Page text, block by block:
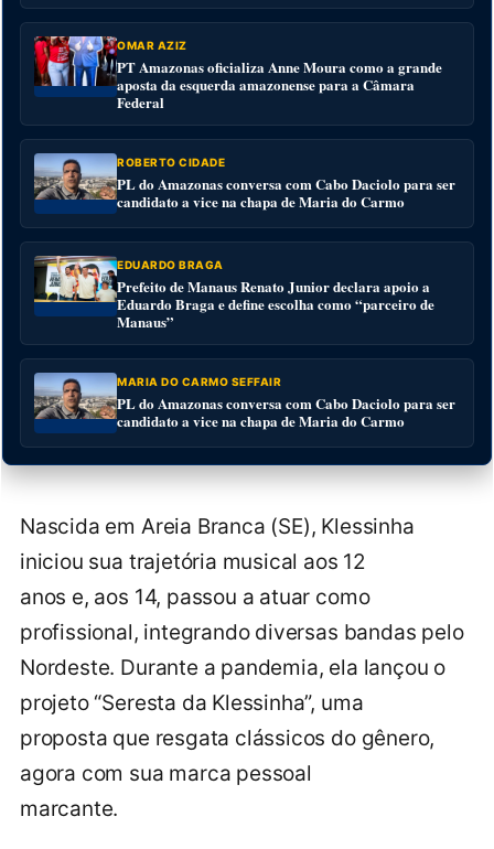
OMAR AZIZ
PT Amazonas oficializa Anne Moura como a grande
aposta da esquerda amazonense para a Câmara
Federal
ROBERTO CIDADE
PL do Amazonas conversa com Cabo Daciolo para ser
candidato a vice na chapa de Maria do Carmo
EDUARDO BRAGA
Prefeito de Manaus Renato Junior declara apoio a
Eduardo Braga e define escolha como “parceiro de
Manaus”
MARIA DO CARMO SEFFAIR
PL do Amazonas conversa com Cabo Daciolo para ser
candidato a vice na chapa de Maria do Carmo
Nascida em Areia Branca (SE), Klessinha
iniciou sua trajetória musical aos 12
anos e, aos 14, passou a atuar como
profissional, integrando diversas bandas pelo
Nordeste. Durante a pandemia, ela lançou o
projeto “Seresta da Klessinha”, uma
proposta que resgata clássicos do gênero,
agora com sua marca pessoal
marcante.